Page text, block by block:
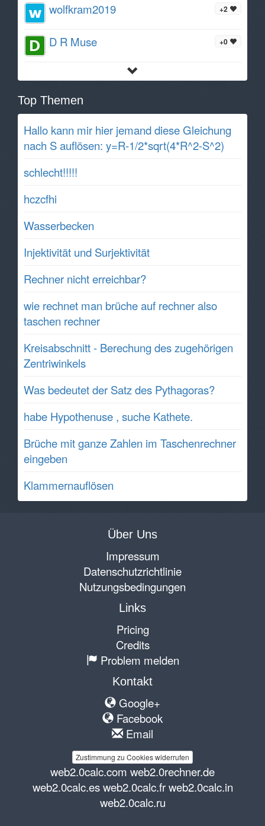
+2
wolfkram2019
+0
D R Muse
Top Themen
Hallo kann mir hier jemand diese Gleichung
nach S auflösen: y=R-1/2*sqrt(4*R^2-S^2)
schlecht!!!!!
hczcfhi
Wasserbecken
Injektivität und Surjektivität
Rechner nicht erreichbar?
wie rechnet man brüche auf rechner also
taschen rechner
Kreisabschnitt - Berechung des zugehörigen
Zentriwinkels
Was bedeutet der Satz des Pythagoras?
habe Hypothenuse , suche Kathete.
Brüche mit ganze Zahlen im Taschenrechner
eingeben
Klammernauflösen
Über Uns
Impressum
Datenschutzrichtlinie
Nutzungsbedingungen
Links
Pricing
Credits
Problem melden
Kontakt
Google+
Facebook
Email
Zustimmung zu Cookies widerrufen
web2.0calc.com web2.0rechner.de
web2.0calc.es web2.0calc.fr web2.0calc.in
web2.0calc.ru